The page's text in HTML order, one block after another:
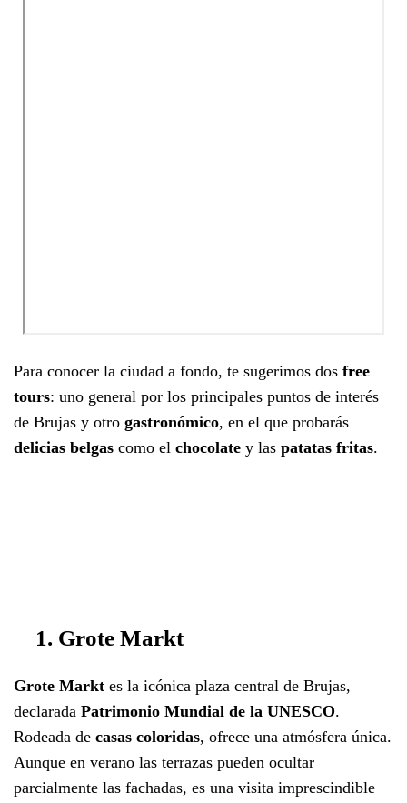
Para conocer la ciudad a fondo, te sugerimos dos free
tours: uno general por los principales puntos de interés
de Brujas y otro gastronómico, en el que probarás
delicias belgas como el chocolate y las patatas fritas.
1. Grote Markt
Grote Markt es la icónica plaza central de Brujas,
declarada Patrimonio Mundial de la UNESCO.
Rodeada de casas coloridas, ofrece una atmósfera única.
Aunque en verano las terrazas pueden ocultar
parcialmente las fachadas, es una visita imprescindible